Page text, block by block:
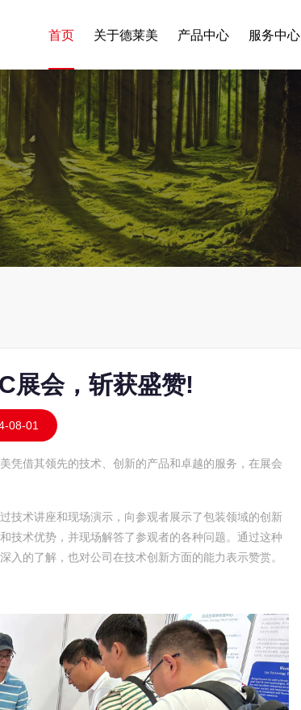
首页 关于德莱美 产品中心 服务中心
展会，斩获盛赞!
08-01
凭借其领先的技术、创新的产品和卓越的服务，在展会
技术讲座和现场演示，向参观者展示了包装领域的创新
技术优势，并现场解答了参观者的各种问题。通过这种
的了解，也对公司在技术创新方面的能力表示赞赏。